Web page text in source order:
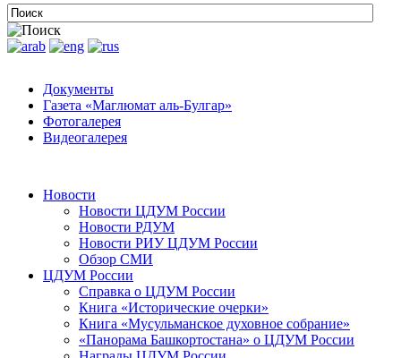
Документы
Газета «Маглюмат аль-Булгар»
Фотогалерея
Видеогалерея
Новости
Новости ЦДУМ России
Новости РДУМ
Новости РИУ ЦДУМ России
Обзор СМИ
ЦДУМ России
Справка о ЦДУМ России
Книга «Исторические очерки»
Книга «Мусульманское духовное собрание»
«Панорама Башкортостана» о ЦДУМ России